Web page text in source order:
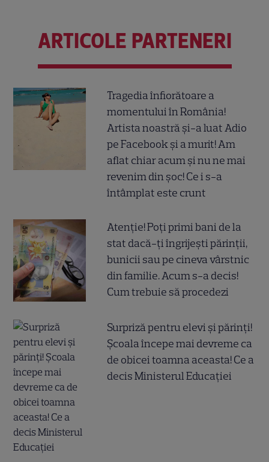
ARTICOLE PARTENERI
Tragedia înfiorătoare a
momentului în România!
Artista noastră și-a luat Adio
pe Facebook și a murit! Am
aflat chiar acum și nu ne mai
revenim din șoc! Ce i s-a
întâmplat este crunt
Atenție! Poți primi bani de la
stat dacă-ți îngrijești părinții,
bunicii sau pe cineva vârstnic
din familie. Acum s-a decis!
Cum trebuie să procedezi
Surpriză pentru elevi și părinți!
Școala începe mai devreme ca
de obicei toamna aceasta! Ce a
decis Ministerul Educației